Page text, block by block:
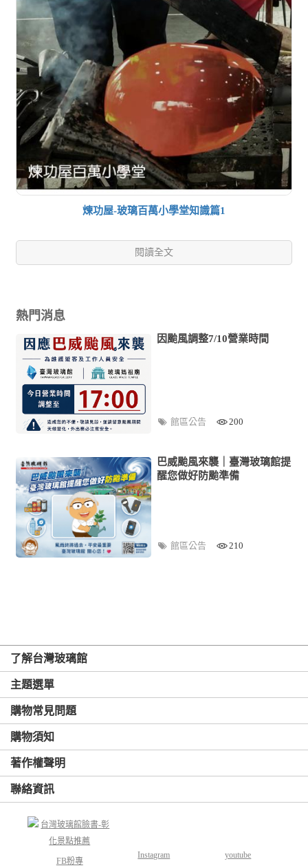
煉功屋-玻璃百萬小學堂知識篇1
閱讀全文
熱門消息
因颱風調整7/10營業時間
館區公告 200
巴威颱風來襲｜臺灣玻璃館提
醒您做好防颱準備
館區公告 210
了解台灣玻璃館
主題選單
購物常見問題
購物須知
著作權聲明
聯絡資訊
FB粉專
Instagram youtube